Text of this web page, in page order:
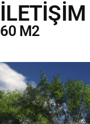
İLETİŞİM
60 M2